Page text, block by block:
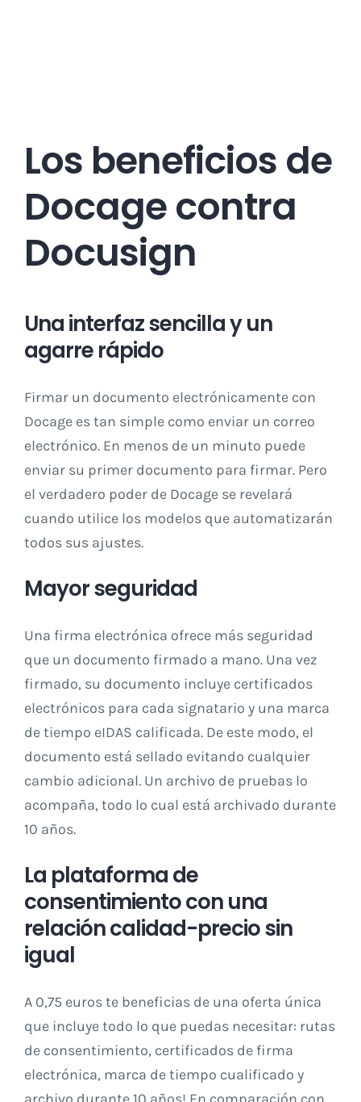
Los beneficios de
Docage contra
Docusign
Una interfaz sencilla y un
agarre rápido
Firmar un documento electrónicamente con
Docage es tan simple como enviar un correo
electrónico. En menos de un minuto puede
enviar su primer documento para firmar. Pero
el verdadero poder de Docage se revelará
cuando utilice los modelos que automatizarán
todos sus ajustes.
Mayor seguridad
Una firma electrónica ofrece más seguridad
que un documento firmado a mano. Una vez
firmado, su documento incluye certificados
electrónicos para cada signatario y una marca
de tiempo eIDAS calificada. De este modo, el
documento está sellado evitando cualquier
cambio adicional. Un archivo de pruebas lo
acompaña, todo lo cual está archivado durante
10 años.
La plataforma de
consentimiento con una
relación calidad-precio sin
igual
A 0,75 euros te beneficias de una oferta única
que incluye todo lo que puedas necesitar: rutas
de consentimiento, certificados de firma
electrónica, marca de tiempo cualificado y